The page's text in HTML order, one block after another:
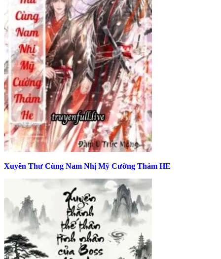
Xuyên Thư Cùng Nam Nhị Mỹ Cường Thảm HE